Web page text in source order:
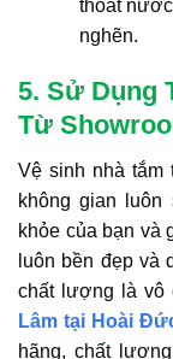
thoát
nghẽn.
5. Sử Dụng
Từ
Vệ sinh nhà
không gian
khỏe của bạn và
luôn bền đẹp và
chất lượng là vô
Lâm tại Hoài
hãng, chất